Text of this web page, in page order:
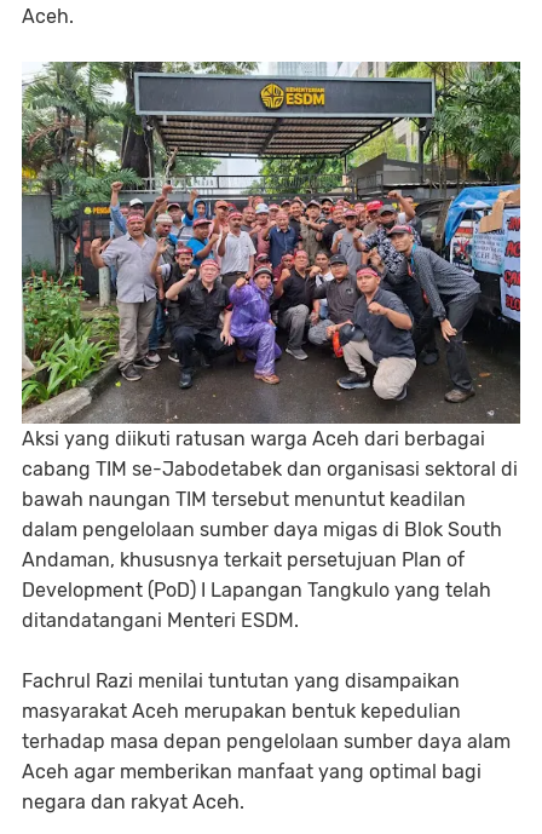
Aceh.
‎Aksi yang diikuti ratusan warga Aceh dari berbagai
cabang TIM se-Jabodetabek dan organisasi sektoral di
bawah naungan TIM tersebut menuntut keadilan
dalam pengelolaan sumber daya migas di Blok South
Andaman, khususnya terkait persetujuan Plan of
Development (PoD) I Lapangan Tangkulo yang telah
ditandatangani Menteri ESDM.
‎Fachrul Razi menilai tuntutan yang disampaikan
masyarakat Aceh merupakan bentuk kepedulian
terhadap masa depan pengelolaan sumber daya alam
Aceh agar memberikan manfaat yang optimal bagi
negara dan rakyat Aceh.